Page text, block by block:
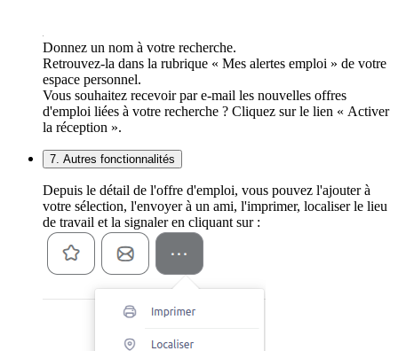
Donnez un nom à votre recherche.
Retrouvez-la dans la rubrique « Mes alertes emploi » de votre
espace personnel.
Vous souhaitez recevoir par e-mail les nouvelles offres
d'emploi liées à votre recherche ? Cliquez sur le lien « Activer
la réception ».
7. Autres fonctionnalités
Depuis le détail de l'offre d'emploi, vous pouvez l'ajouter à
votre sélection, l'envoyer à un ami, l'imprimer, localiser le lieu
de travail et la signaler en cliquant sur :